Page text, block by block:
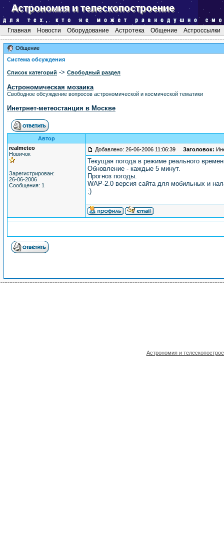
Главная Новости Оборудование Астротека Общение Астроссылки
Общение
Система обсуждения
Список категорий -> Свободный раздел
Астрономическая мозаика
Свободное обсуждение вопросов астрономической и космической тематики
Инетрнет-метеостанция в Москве
Автор
realmeteo
Новичок
Зарегистрирован:
26-06-2006
Сообщения: 1
Добавлено: 26-06-2006 11:06:39 Заголовок:
Текущая погода в режиме реального
Обновление - каждые 5 минут.
Прогноз погоды.
WAP-2.0 версия сайта для мобильных и
;)
Астрономия и